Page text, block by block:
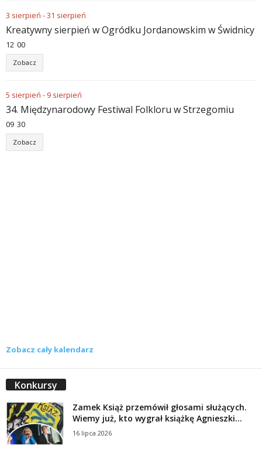
3 sierpień -31 sierpień
Kreatywny sierpień w Ogródku Jordanowskim w Świdnicy
12 00
Zobacz
5 sierpień - 9 sierpień
34. Międzynarodowy Festiwal Folkloru w Strzegomiu
09 30
Zobacz
Zobacz cały kalendarz
Konkursy
Zamek Książ przemówił głosami służących.
Wiemy już, kto wygrał książkę Agnieszki...
16 lipca 2026